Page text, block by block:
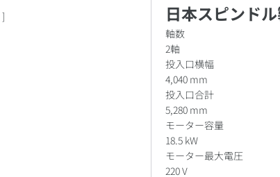
]
日本スピンド
軸数
2軸
投入口横幅
4,040 mm
投入口合計
5,280 mm
モーター容量
18.5 kW
モーター最大電圧
220 V